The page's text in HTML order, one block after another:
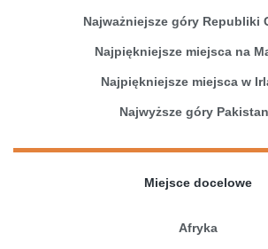
Najważniejsze góry Republiki
Najpiękniejsze miejsca na
Najpiękniejsze miejsca w
Najwyższe góry
Miejsce docelowe
Afryka